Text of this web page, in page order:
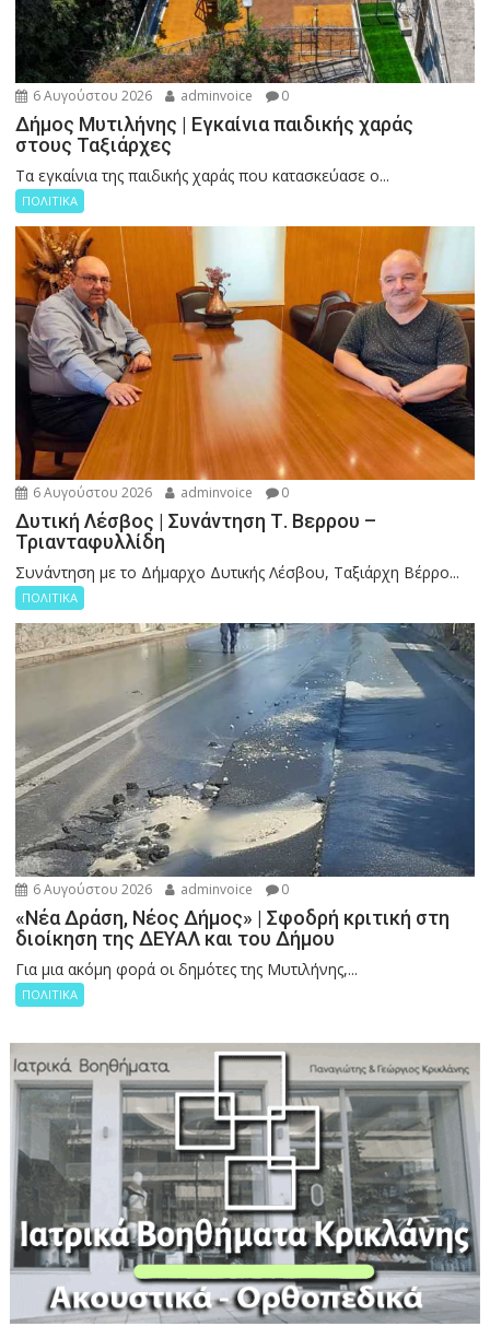
6 Αυγούστου 2026 adminvoice 0
Δήμος Μυτιλήνης | Εγκαίνια παιδικής χαράς
στους Ταξιάρχες
Tα εγκαίνια της παιδικής χαράς που κατασκεύασε ο...
ΠΟΛΙΤΙΚΑ
6 Αυγούστου 2026 adminvoice 0
Δυτική Λέσβος | Συνάντηση Τ. Βερρου –
Τριανταφυλλίδη
Συνάντηση με το Δήμαρχο Δυτικής Λέσβου, Ταξιάρχη Βέρρο...
ΠΟΛΙΤΙΚΑ
6 Αυγούστου 2026 adminvoice 0
«Νέα Δράση, Νέος Δήμος» | Σφοδρή κριτική στη
διοίκηση της ΔΕΥΑΛ και του Δήμου
Για μια ακόμη φορά οι δημότες της Μυτιλήνης,...
ΠΟΛΙΤΙΚΑ